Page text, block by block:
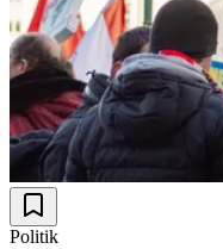
Politik